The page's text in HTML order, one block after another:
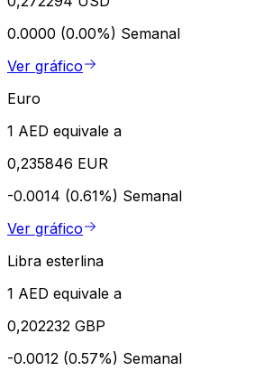
0.0000 (0.00%) Semanal
Ver gráfico
Euro
1 AED equivale a
0,235846 EUR
-0.0014 (0.61%) Semanal
Ver gráfico
Libra esterlina
1 AED equivale a
0,202232 GBP
-0.0012 (0.57%) Semanal